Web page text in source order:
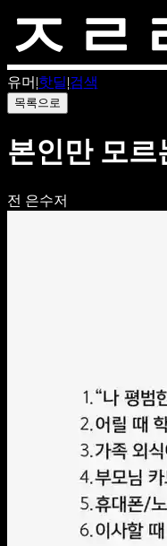
유머 |핫딜|검색
목록으로
본인만 모르
전 은수저